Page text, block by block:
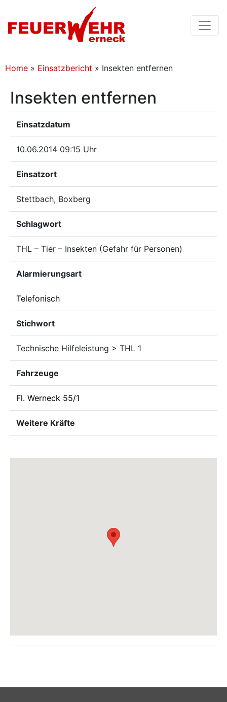
Home » Einsatzbericht » Insekten entfernen
Insekten entfernen
Einsatzdatum
10.06.2014 09:15 Uhr
Einsatzort
Stettbach, Boxberg
Schlagwort
THL – Tier – Insekten (Gefahr für Personen)
Alarmierungsart
Telefonisch
Stichwort
Technische Hilfeleistung > THL 1
Fahrzeuge
Fl. Werneck 55/1
Weitere Kräfte